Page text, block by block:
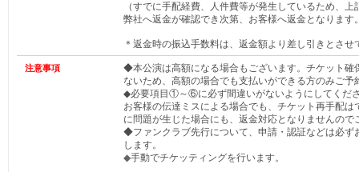
（すでに手配経費、人件費等が発生しているため、
弊社へ返金が確認でき次第、お客様へ返金となります
＊返金時の振込手数料は、返金額より差し引きとさせ
注意事項
◆本公演は高額になる場合もございます。チケット確
ないため、高額の場合でも支払いができる方のみご予
◆必要項目①～⑥に必ず間違いがないようにしてくだ
お客様の伝達ミスによる場合でも、チケット再手配
に問題が生じた場合にも、返金対応となりませんので
◆ファンクラブ先行について、申請・認証などは必ず
します。
◆手動でチケッティングを行います。